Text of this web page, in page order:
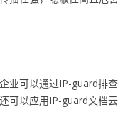
业可以通过IP-guard排查
可以应用IP-guard文档云